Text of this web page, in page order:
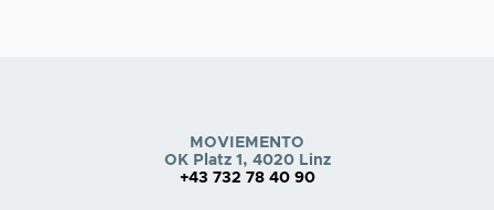
MOVIEMENTO
OK Platz 1, 4020 Linz
+43 732 78 40 90